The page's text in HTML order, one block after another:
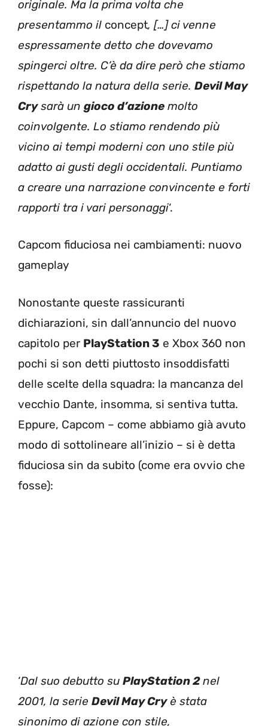
originale. Ma la prima volta che
presentammo il concept, […] ci venne
espressamente detto che dovevamo
spingerci oltre. C’è da dire però che stiamo
rispettando la natura della serie. Devil May
Crysarà un gioco d’azione molto
coinvolgente. Lo stiamo rendendo più
vicino ai tempi moderni con uno stile più
adatto ai gusti degli occidentali. Puntiamo
a creare una narrazione convincente e forti
rapporti tra i vari personaggi‘.
Capcom fiduciosa nei cambiamenti: nuovo
gameplay
Nonostante queste rassicuranti
dichiarazioni, sin dall’annuncio del nuovo
capitolo per PlayStation 3 e Xbox 360 non
pochi si son detti piuttosto insoddisfatti
delle scelte della squadra: la mancanza del
vecchio Dante, insomma, si sentiva tutta.
Eppure, Capcom – come abbiamo già avuto
modo di sottolineare all’inizio – si è detta
fiduciosa sin da subito (come era ovvio che
fosse):
‘Dal suo debutto su PlayStation 2nel
2001, la serie Devil May Cryè stata
sinonimo di azione con stile,